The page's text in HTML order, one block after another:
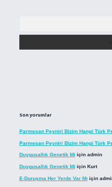
Son yorumlar
Parmesan Peyniri Bizim Hangi Türk
Parmesan Peyniri Bizim Hangi Türk
Duygusallık Genetik Mi için admin
Duygusallık Genetik Mi için Kurt
E-Duruşma Her Yerde Var Mı için